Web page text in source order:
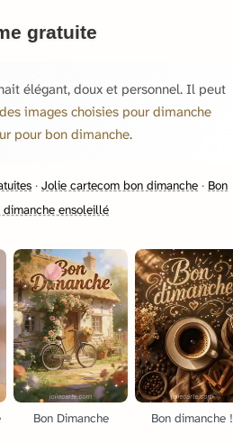
gratuite
élégant, doux et personnel. Il peut
des images choisies pour dimanche
pour bon dimanche.
· Jolie cartecom bon dimanche · Bon
ensoleillé
Bon Dimanche Bon dimanche !